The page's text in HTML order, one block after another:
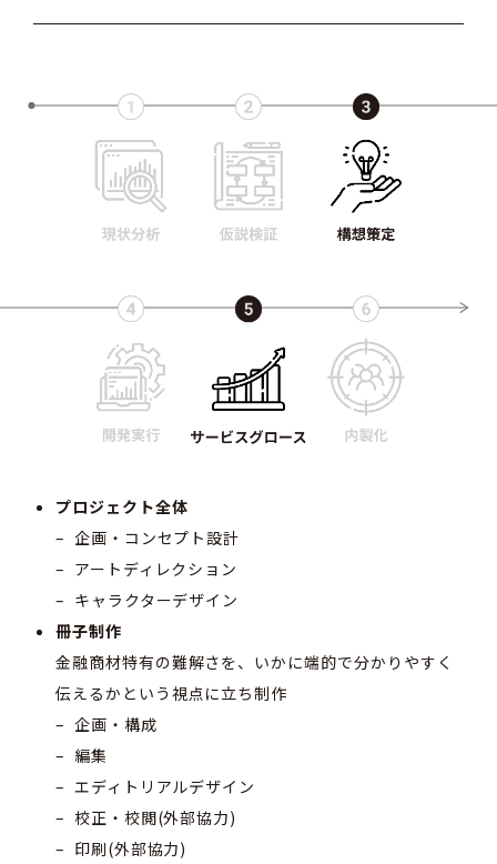
プロジェクト全体
– 企画・コンセプト設計
– アートディレクション
– キャラクターデザイン
冊子制作
金融商材特有の難解さを、いかに端的で分かりやすく
伝えるかという視点に立ち制作
– 企画・構成
– 編集
– エディトリアルデザイン
– 校正・校閲(外部協力)
– 印刷(外部協力)